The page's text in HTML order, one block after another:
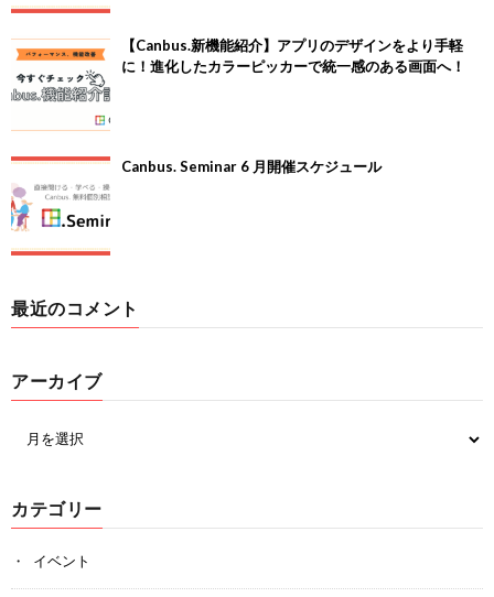
【Canbus.新機能紹介】アプリのデザインをより手軽
に！進化したカラーピッカーで統一感のある画面へ！
Canbus. Seminar 6 月開催スケジュール
最近のコメント
アーカイブ
カテゴリー
イベント